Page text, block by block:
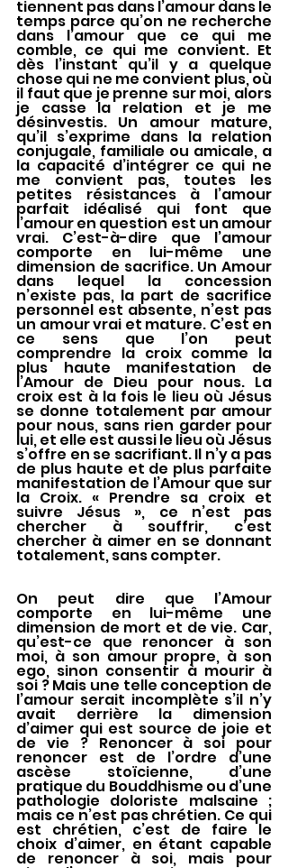
tiennent pas dans l’amour dans le
temps parce qu’on ne recherche
dans l’amour que ce qui me
comble, ce qui me convient. Et
dès l’instant qu’il y a quelque
chose qui ne me convient plus, où
il faut que je prenne sur moi, alors
je casse la relation et je me
désinvestis. Un amour mature,
qu’il s’exprime dans la relation
conjugale, familiale ou amicale, a
la capacité d’intégrer ce qui ne
me convient pas, toutes les
petites résistances à l’amour
parfait idéalisé qui font que
l’amour en question est un amour
vrai. C’est-à-dire que l’amour
comporte en lui-même une
dimension de sacrifice. Un Amour
dans lequel la concession
n’existe pas, la part de sacrifice
personnel est absente, n’est pas
un amour vrai et mature. C’est en
ce sens que l’on peut
comprendre la croix comme la
plus haute manifestation de
l’Amour de Dieu pour nous. La
croix est à la fois le lieu où Jésus
se donne totalement par amour
pour nous, sans rien garder pour
lui, et elle est aussi le lieu où Jésus
s’offre en se sacrifiant. Il n’y a pas
de plus haute et de plus parfaite
manifestation de l’Amour que sur
la Croix. « Prendre sa croix et
suivre Jésus », ce n’est pas
chercher à souffrir, c’est
chercher à aimer en se donnant
totalement, sans compter.
On peut dire que l’Amour
comporte en lui-même une
dimension de mort et de vie. Car,
qu’est-ce que renoncer à son
moi, à son amour propre, à son
ego, sinon consentir à mourir à
soi ? Mais une telle conception de
l’amour serait incomplète s’il n’y
avait derrière la dimension
d’aimer qui est source de joie et
de vie ? Renoncer à soi pour
renoncer est de l’ordre d’une
ascèse stoïcienne, d’une
pratique du Bouddhisme ou d’une
pathologie doloriste malsaine ;
mais ce n’est pas chrétien. Ce qui
est chrétien, c’est de faire le
choix d’aimer, en étant capable
de renoncer à soi, mais pour